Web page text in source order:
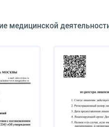
медицинской